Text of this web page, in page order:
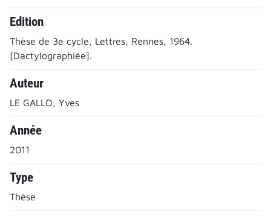
Edition
Thèse de 3e cycle, Lettres, Rennes, 1964.
[Dactylographiée].
Auteur
LE GALLO, Yves
Année
2011
Type
Thèse